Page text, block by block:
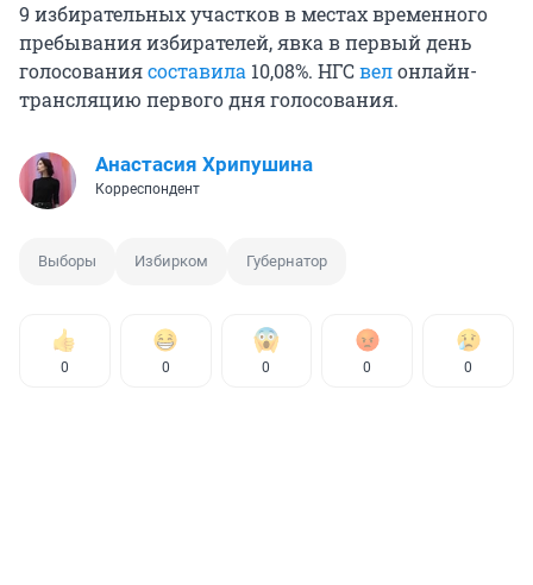
9 избирательных участков в местах временного
пребывания избирателей, явка в первый день
голосованиясоставила 10,08%. НГСвелонлайн-
трансляцию первого дня голосования.
Анастасия Хрипушина
Корреспондент
Выборы Избирком Губернатор
0 0 0 0 0